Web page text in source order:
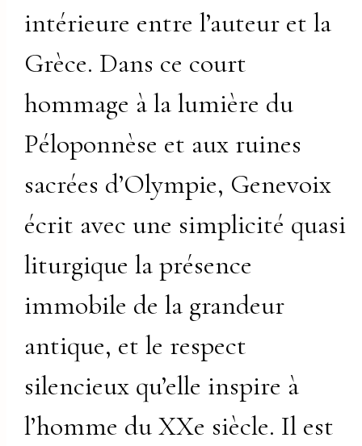
intérieure entre l’auteur et la
Grèce. Dans ce court
hommage à la lumière du
Péloponnèse et aux ruines
sacrées d’Olympie, Genevoix
écrit avec une simplicité quasi
liturgique la présence
immobile de la grandeur
antique, et le respect
silencieux qu’elle inspire à
l’homme du XXe siècle. Il est